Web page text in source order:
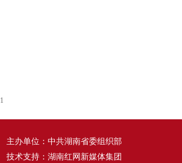
1
主办单位：中共湖南省委组织部
技术支持：湖南红网新媒体集团